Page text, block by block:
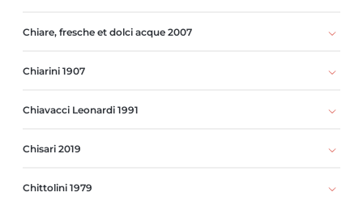
Chiare, fresche et dolci acque 2007
Chiarini 1907
Chiavacci Leonardi 1991
Chisari 2019
Chittolini 1979